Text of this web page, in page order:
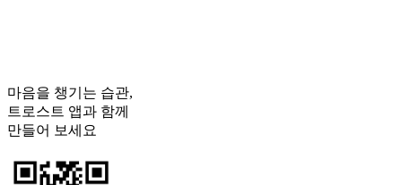
마음을 챙기는 습관,
트로스트 앱과 함께
만들어 보세요